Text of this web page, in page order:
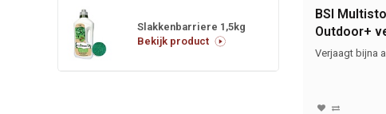
Slakkenbarriere 1,5kg
Bekijk product
BSI
Outdoor+
Verjaagt bijna